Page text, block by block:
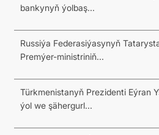
bankynyň ýolbaş...
Russiýa Federasiýasynyň
Premýer-ministriniň...
Türkmenistanyň Prezidenti Eýran
ýol we şähergurl...